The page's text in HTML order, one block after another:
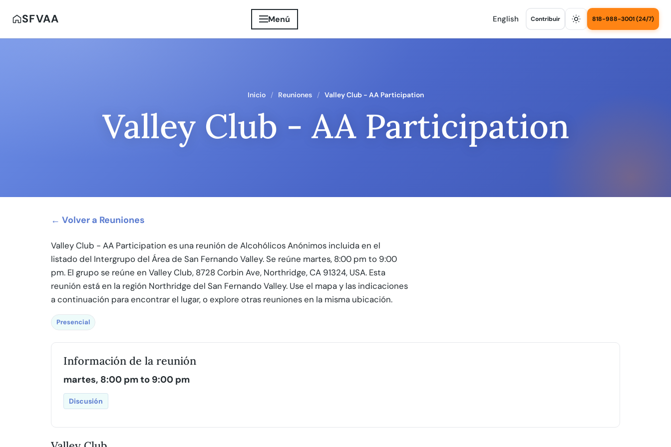
SFVAA Menú English Contribuir 818-988-3001 (24/7)
Inicio Reuniones Valley Club - AA Participation
Valley Club - AA Participation
← Volver a Reuniones
Valley Club - AA Participation es una reunión de Alcohólicos Anónimos incluida en el
listado del Intergrupo del Área de San Fernando Valley. Se reúne martes, 8:00 pm to 9:00
pm. El grupo se reúne en Valley Club, 8728 Corbin Ave, Northridge, CA 91324, USA. Esta
reunión está en la región Northridge del San Fernando Valley. Use el mapa y las indicaciones
a continuación para encontrar el lugar, o explore otras reuniones en la misma ubicación.
Presencial
Información de la reunión
martes, 8:00 pm to 9:00 pm
Discusión